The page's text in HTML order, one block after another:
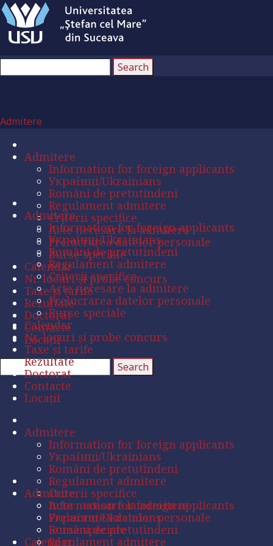
Admitere
Admitere
Information for foreign applicants
Українці/Ukrainians
Români de pretutindeni
Regulament admitere
Criterii specifice
Acte necesare la admitere
Prelucrarea datelor personale
Burse speciale
Calendar
Nr. locuri și probe concurs
Taxe și tarife
Rezultate
Doctorat
Contacte
Locații
Admitere
Information for foreign applicants
Українці/Ukrainians
Români de pretutindeni
Regulament admitere
Criterii specifice
Acte necesare la admitere
Prelucrarea datelor personale
Burse speciale
Calendar
Nr. locuri și probe concurs
Taxe și tarife
Rezultate
Doctorat
Contacte
Locații
Admitere
Information for foreign applicants
Українці/Ukrainians
Români de pretutindeni
Regulament admitere
Criterii specifice
Acte necesare la admitere
Prelucrarea datelor personale
Burse speciale
Calendar
Admitere
Information for foreign applicants
Українці/Ukrainians
Români de pretutindeni
Regulament admitere